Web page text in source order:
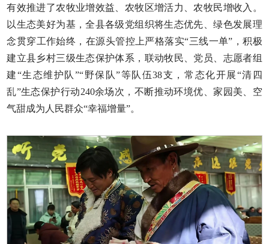
有效推进了农牧业增效益、农牧区增活力、农牧民增收入。
以生态美好为基，全县各级党组织将生态优先、绿色发展理
念贯穿工作始终，在源头管控上严格落实“三线一单”，积极
建立县乡村三级生态保护体系，联动牧民、党员、志愿者组
建“生态维护队”“野保队”等队伍38支，常态化开展“清四
乱”生态保护行动240余场次，不断推动环境优、家园美、空
气甜成为人民群众“幸福增量”。